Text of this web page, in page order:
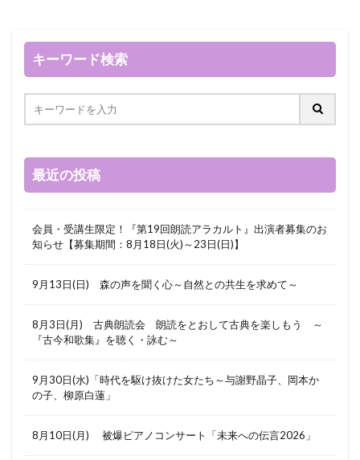
キーワード検索
最近の投稿
会員・受講生限定！『第19回朗読アラカルト』出演者募集のお
知らせ【募集期間：8月18日(火)～23日(日)】
9月13日(日) 森の声を聞く心～自然との共生を求めて～
8月3日(月) 古典朗読会 朗読をとおして古典を楽しもう ～
『古今和歌集』を聴く・詠む～
9月30日(水)「時代を駆け抜けた女たち～与謝野晶子、岡本か
の子、柳原白蓮」
8月10日(月) 被爆ピアノコンサート「未来への伝言2026」